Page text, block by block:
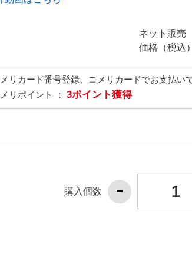
ネット販売
価格（税込）
リカード番号登録、コメリカードでお支払い
リポイント ： 3ポイント獲得
購入個数